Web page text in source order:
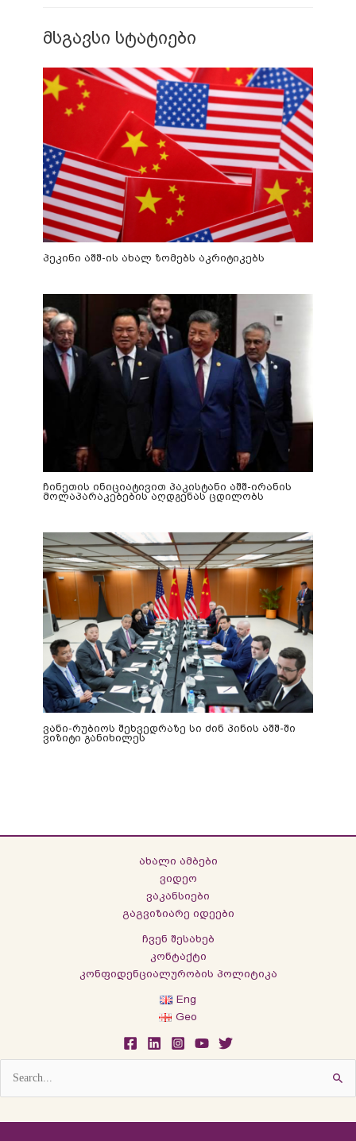
მსგავსი სტატიები
პეკინი აშშ-ის ახალ ზომებს აკრიტიკებს
ჩინეთის ინიციატივით პაკისტანი აშშ-ირანის
მოლაპარაკებების აღდგენას ცდილობს
ვანი-რუბიოს შეხვედრაზე სი ძინ პინის აშშ-ში
ვიზიტი განიხილეს
ახალი ამბები
ვიდეო
ვაკანსიები
გაგვიზიარე იდეები
ჩვენ შესახებ
კონტაქტი
კონფიდენციალურობის პოლიტიკა
Eng
Geo
Search
for: